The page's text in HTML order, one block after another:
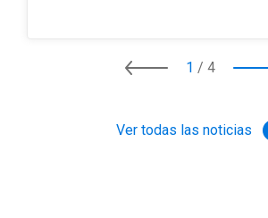
1 / 4
Ver todas las noticias